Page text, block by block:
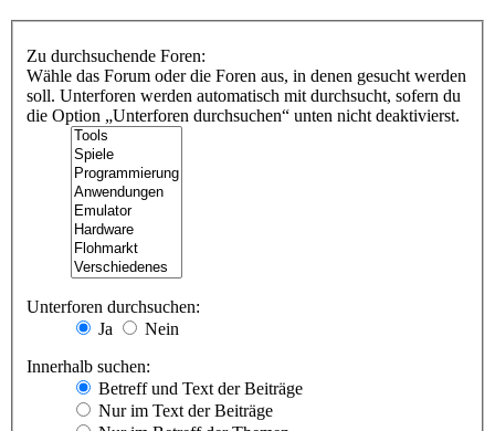
Zu durchsuchende Foren:
Wähle das Forum oder die Foren aus, in denen gesucht werden
soll. Unterforen werden automatisch mit durchsucht, sofern du
die Option „Unterforen durchsuchen“ unten nicht deaktivierst.
Unterforen durchsuchen:
Ja
Nein
Innerhalb suchen:
Betreff und Text der Beiträge
Nur im Text der Beiträge